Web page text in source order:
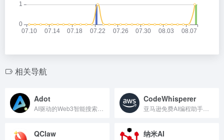
相关导航
Adot CodeWhisperer
QClaw 纳米AI